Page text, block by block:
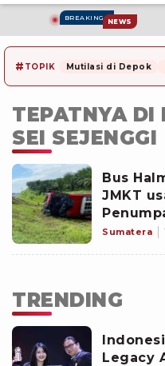
BREAKING NEWS
# TOPIK Mutilasi di Depok
TEPATNYA
SEI SEJENGGI
Bus
JMKT
Sumatera
TRENDING
Legacy